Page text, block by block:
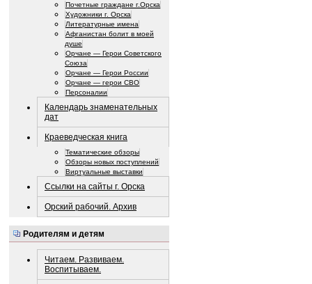
Почетные граждане г.Орска
Художники г. Орска
Литературные имена
Афганистан болит в моей
душе
Орчане — Герои Советского
Союза
Орчане — Герои России
Орчане — герои СВО
Персоналии
Календарь знаменательных
дат
Краеведческая книга
Тематические обзоры
Обзоры новых поступлений
Виртуальные выставки
Ссылки на сайты г. Орска
Орский рабочий. Архив
Родителям и детям
Читаем. Развиваем.
Воспитываем.